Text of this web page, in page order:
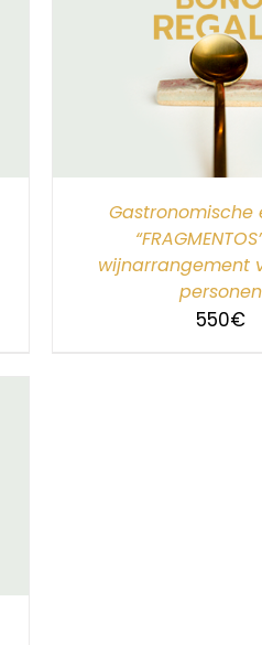
Gastronomische
wijnarrangement
personen
550€
SELECTEER BEDRAG